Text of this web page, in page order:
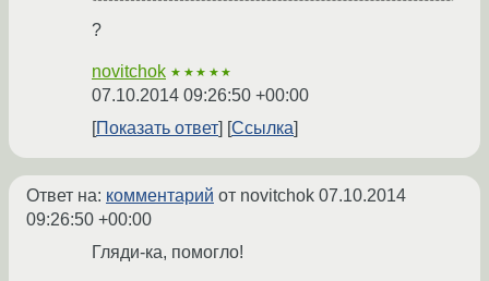
?
novitchok ★★★★★
07.10.2014 09:26:50 +00:00
Показать ответ
Ссылка
Ответ на: комментарий от novitchok 07.10.2014
09:26:50 +00:00
Гляди-ка, помогло!